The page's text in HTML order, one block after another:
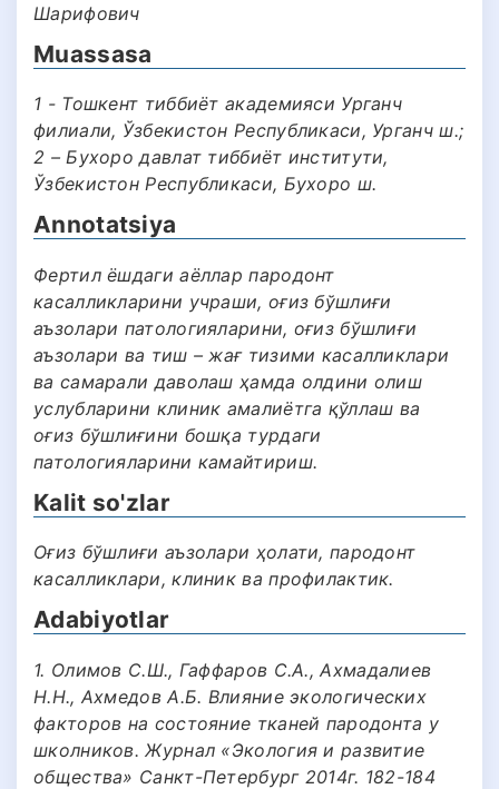
Шарифович
Muassasa
1 - Тошкент тиббиёт академияси Урганч
филиали, Ўзбекистон Республикаси, Урганч ш.;
2 – Бухоро давлат тиббиёт институти,
Ўзбекистон Республикаси, Бухоро ш.
Annotatsiya
Фертил ёшдаги аёллар пародонт
касалликларини учраши, оғиз бўшлиғи
аъзолари патологияларини, оғиз бўшлиғи
аъзолари ва тиш – жағ тизими касалликлари
ва самарали даволаш ҳамда олдини олиш
услубларини клиник амалиётга қўллаш ва
оғиз бўшлиғини бошқа турдаги
патологияларини камайтириш.
Kalit so'zlar
Оғиз бўшлиғи аъзолари ҳолати, пародонт
касалликлари, клиник ва профилактик.
Adabiyotlar
1. Олимов С.Ш., Гаффаров С.А., Ахмадалиев
Н.Н., Ахмедов А.Б. Влияние экологических
факторов на состояние тканей пародонта у
школников. Журнал «Экология и развитие
общества» Санкт-Петербург 2014г. 182-184